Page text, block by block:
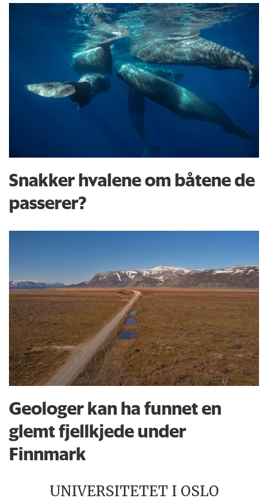
Snakker hvalene om båtene de
passerer?
Geologer kan ha funnet en
glemt fjellkjede under
Finnmark
UNIVERSITETET I OSLO